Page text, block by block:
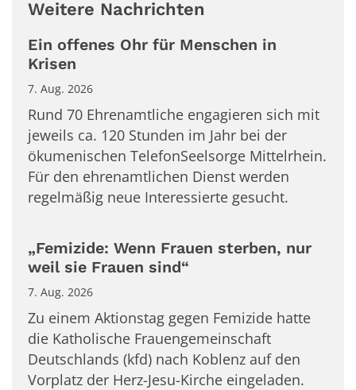
Weitere Nachrichten
Ein offenes Ohr für Menschen in
Krisen
7. Aug. 2026
Rund 70 Ehrenamtliche engagieren sich mit
jeweils ca. 120 Stunden im Jahr bei der
ökumenischen TelefonSeelsorge Mittelrhein.
Für den ehrenamtlichen Dienst werden
regelmäßig neue Interessierte gesucht.
„Femizide: Wenn Frauen sterben, nur
weil sie Frauen sind“
7. Aug. 2026
Zu einem Aktionstag gegen Femizide hatte
die Katholische Frauengemeinschaft
Deutschlands (kfd) nach Koblenz auf den
Vorplatz der Herz-Jesu-Kirche eingeladen.